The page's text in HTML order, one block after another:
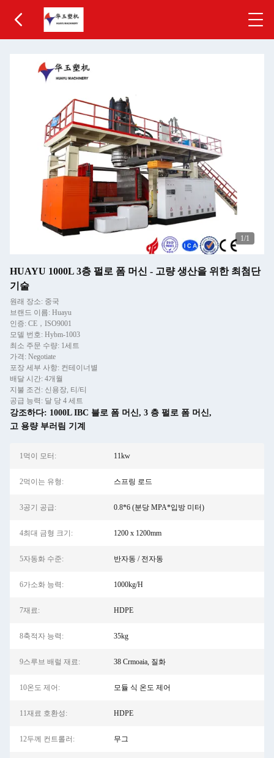
1/1
HUAYU 1000L 3층 펄로 폼 머신 - 고량 생산을 위한 최첨단
기술
원래 장소: 중국
브랜드 이름: Huayu
인증: CE，ISO9001
모델 번호: Hybm-1003
최소 주문 수량: 1세트
가격: Negotiate
포장 세부 사항: 컨테이너별
배달 시간: 4개월
지불 조건: 신용장, 티/티
공급 능력: 달 당 4 세트
강조하다: 1000L IBC 블로 폼 머신, 3 층 펄로 폼 머신,
고 용량 부러림 기계
1먹이 모터: 11kw
2먹이는 유형: 스프링 로드
3공기 공급: 0.8*6 (분당 MPA*입방 미터)
4최대 금형 크기: 1200 x 1200mm
5자동화 수준: 반자동 / 전자동
6가소화 능력: 1000kg/H
7재료: HDPE
8축적자 능력: 35kg
9스루브 배럴 재료: 38 Crmoaia, 질화
10온도 제어: 모듈 식 온도 제어
11재료 호환성: HDPE
12두께 컨트롤러: 무그